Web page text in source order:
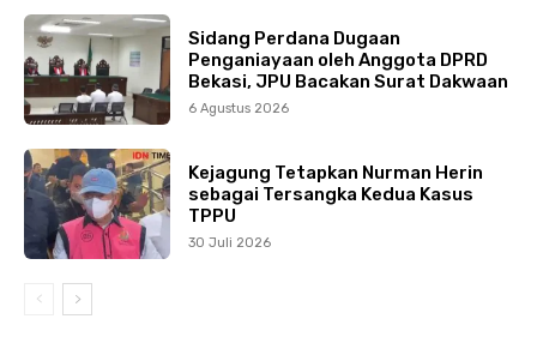
Sidang Perdana Dugaan
Penganiayaan oleh Anggota DPRD
Bekasi, JPU Bacakan Surat Dakwaan
6 Agustus 2026
Kejagung Tetapkan Nurman Herin
sebagai Tersangka Kedua Kasus
TPPU
30 Juli 2026